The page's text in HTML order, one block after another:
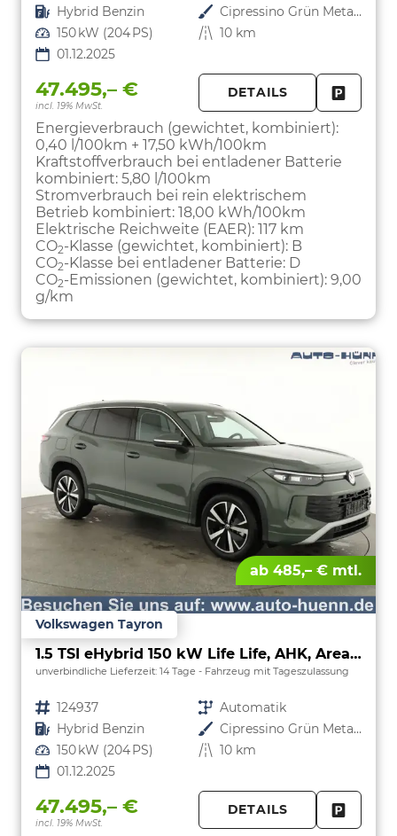
Kraftstoff Hybrid Benzin Außenfarbe
Cipressino Grün Metallic
Leistung 150 kW (204 PS) Kilometerstand 10 km
01.12.2025
47.495,– €
incl. 19% MwSt.
DETAILS
Energieverbrauch (gewichtet, kombiniert):
0,40 l/100km + 17,50 kWh/100km
Kraftstoffverbrauch bei entladener Batterie
kombiniert: 5,80 l/100km
Stromverbrauch bei rein elektrischem
Betrieb kombiniert: 18,00 kWh/100km
Elektrische Reichweite (EAER): 117 km
CO2-Klasse (gewichtet, kombiniert): B
CO2-Klasse bei entladener Batterie: D
CO2-Emissionen (gewichtet, kombiniert): 9,00
g/km
ab 485,– € mtl.
Volkswagen Tayron
1.5 TSI eHybrid 150 kW Life Life, AHK, AreaView, Side, Navi, Winter, 5-J. Garantie
unverbindliche Lieferzeit: 14 Tage Fahrzeug mit Tageszulassung
Fahrzeugnr. 124937 Getriebe Automatik
Kraftstoff Hybrid Benzin Außenfarbe
Cipressino Grün Metallic
Leistung 150 kW (204 PS) Kilometerstand 10 km
01.12.2025
47.495,– €
incl. 19% MwSt.
DETAILS